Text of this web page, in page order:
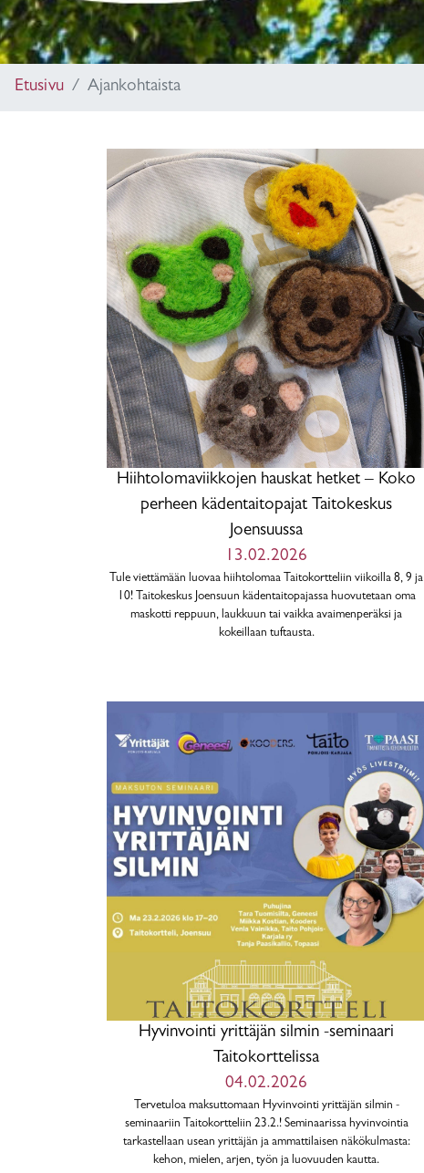
Etusivu Ajankohtaista
Hiihtolomaviikkojen hauskat hetket – Koko
perheen kädentaitopajat Taitokeskus
Joensuussa
13.02.2026
Tule viettämään luovaa hiihtolomaa Taitokortteliin viikoilla 8, 9 ja
10! Taitokeskus Joensuun kädentaitopajassa huovutetaan oma
maskotti reppuun, laukkuun tai vaikka avaimenperäksi ja
kokeillaan tuftausta.
Hyvinvointi yrittäjän silmin -seminaari
Taitokorttelissa
04.02.2026
Tervetuloa maksuttomaan Hyvinvointi yrittäjän silmin -
seminaariin Taitokortteliin 23.2.! Seminaarissa hyvinvointia
tarkastellaan usean yrittäjän ja ammattilaisen näkökulmasta:
kehon, mielen, arjen, työn ja luovuuden kautta.